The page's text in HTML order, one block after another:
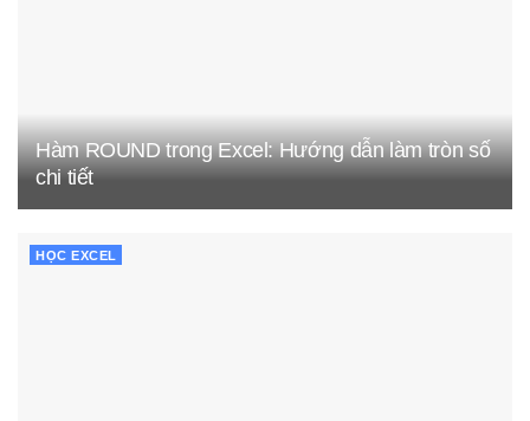
Hàm ROUND trong Excel: Hướng dẫn làm tròn số
chi tiết
HỌC EXCEL